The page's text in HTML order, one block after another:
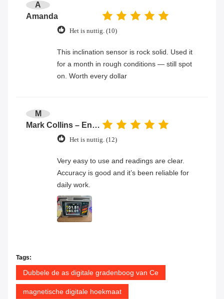
A
Amanda
Het is nuttig. (10)
This inclination sensor is rock solid. Used it
for a month in rough conditions — still spot
on. Worth every dollar
M
Mark Collins – Engineer
Het is nuttig. (12)
Very easy to use and readings are clear.
Accuracy is good and it’s been reliable for
daily work.
Tags:
Dubbele de as digitale gradenboog van Ce
magnetische digitale hoekmaat